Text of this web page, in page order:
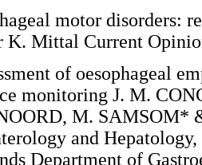
motor disorders:
K. Mittal Current
of oesophageal
monitoring J. M.
M. SAMSOM*
and
Department of